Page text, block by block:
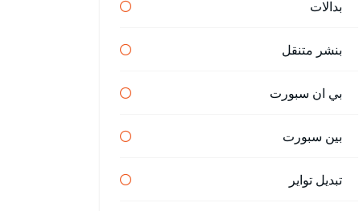
بدالات
بنشر متنقل
بي ان سبورت
بين سبورت
تبديل تواير